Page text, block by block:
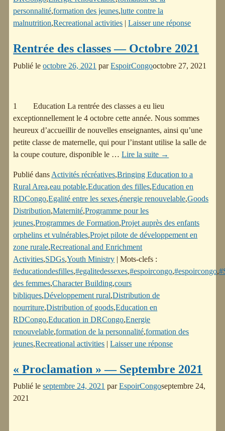
personnalité,formation des jeunes,lutte contre la
malnutrition,Recreational activities |Laisser une réponse
Rentrée des classes — Octobre 2021
Publié leoctobre 26, 2021 parEspoirCongooctobre 27, 2021
1 Education La rentrée des classes a eu lieu
exceptionnellement le 4 octobre cette année. Nous sommes
heureux d’accueillir de nouvelles enseignantes, ainsi qu’une
petite classe de maternelle, qui pour l’instant utilise la salle de
la coupe couture, disponible le … Lire la suite →
Publié dans Activités récréatives,Bringing Education to a
Rural Area,eau potable,Education des filles,Education en
RDCongo,Egalité entre les sexes,énergie renouvelable,Goods
Distribution,Maternité,Programme pour les
jeunes,Programmes de Formation,Projet auprès des enfants
orphelins et vulnérables,Projet pilote de développement en
zone rurale,Recreational and Enrichment
Activities,SDGs,Youth Ministry |Mots-clefs :
#educationdesfilles,#egalitedessexes,#espoircongo,#espoircongo,
des femmes,Character Building,cours
bibliques,Développement rural,Distribution de
nourriture,Distribution of goods,Education en
RDCongo,Education in DRCongo,Energie
renouvelable,formation de la personnalité,formation des
jeunes,Recreational activities |Laisser une réponse
« Proclamation » — Septembre 2021
Publié leseptembre 24, 2021 parEspoirCongoseptembre 24,
2021